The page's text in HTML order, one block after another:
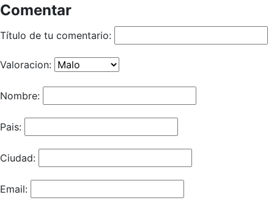
Comentar
Título de tu comentario:
Valoracion:
Nombre:
Pais:
Ciudad:
Email: